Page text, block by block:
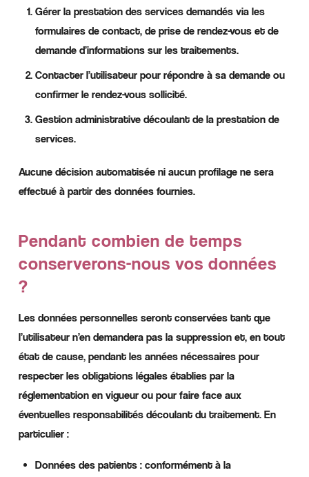
Gérer la prestation des services demandés via les
formulaires de contact, de prise de rendez-vous et de
demande d’informations sur les traitements.
Contacter l’utilisateur pour répondre à sa demande ou
confirmer le rendez-vous sollicité.
Gestion administrative découlant de la prestation de
services.
Aucune décision automatisée ni aucun profilage ne sera
effectué à partir des données fournies.
Pendant combien de temps
conserverons-nous vos données
?
Les données personnelles seront conservées tant que
l’utilisateur n’en demandera pas la suppression et, en tout
état de cause, pendant les années nécessaires pour
respecter les obligations légales établies par la
réglementation en vigueur ou pour faire face aux
éventuelles responsabilités découlant du traitement. En
particulier :
Données des patients : conformément à la